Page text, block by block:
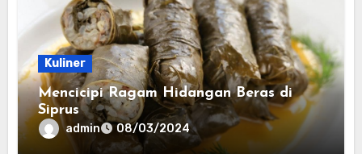
Kuliner
Mencicipi Ragam Hidangan Beras di
Siprus
admin 08/03/2024